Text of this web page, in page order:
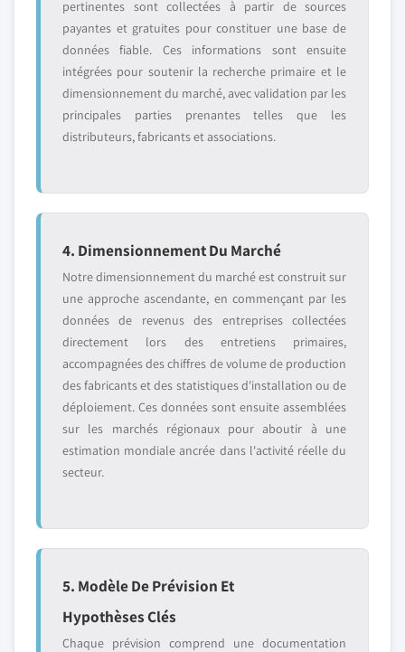
pertinentes sont collectées à partir de sources
payantes et gratuites pour constituer une base de
données fiable. Ces informations sont ensuite
intégrées pour soutenir la recherche primaire et le
dimensionnement du marché, avec validation par les
principales parties prenantes telles que les
distributeurs, fabricants et associations.
4. Dimensionnement Du Marché
Notre dimensionnement du marché est construit sur
une approche ascendante, en commençant par les
données de revenus des entreprises collectées
directement lors des entretiens primaires,
accompagnées des chiffres de volume de production
des fabricants et des statistiques d'installation ou de
déploiement. Ces données sont ensuite assemblées
sur les marchés régionaux pour aboutir à une
estimation mondiale ancrée dans l'activité réelle du
secteur.
5. Modèle De Prévision Et
Hypothèses Clés
Chaque prévision comprend une documentation